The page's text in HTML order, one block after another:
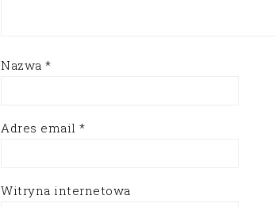
Nazwa *
Adres email *
Witryna internetowa